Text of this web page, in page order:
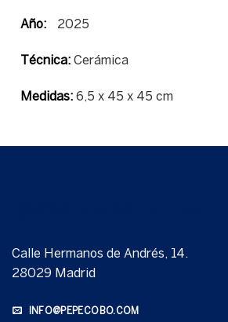
Año: 2025
Técnica: Cerámica
Medidas: 6,5 x 45 x 45 cm
Calle Hermanos de Andrés, 14.
28029 Madrid
INFO@PEPECOBO.COM